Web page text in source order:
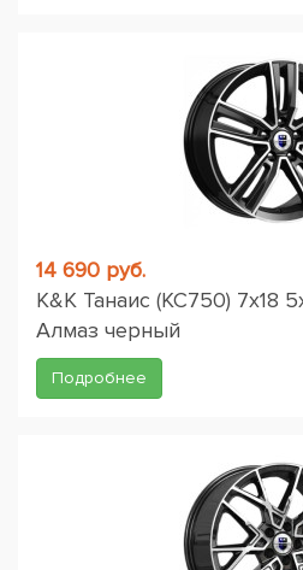
14 690 руб.
K&K Танаис (КС750) 7x18
Алмаз черный
Подробнее